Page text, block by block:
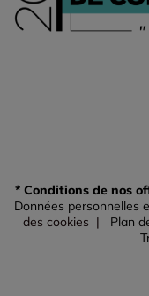
* Conditions de nos
Données personnelles
des cookies
Plan